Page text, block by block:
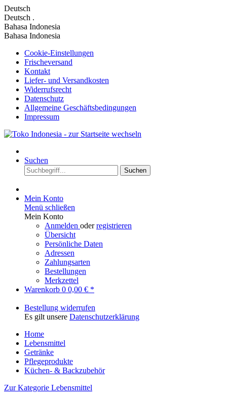
Deutsch
Deutsch .
Bahasa Indonesia
Bahasa Indonesia
Cookie-Einstellungen
Frischeversand
Kontakt
Liefer- und Versandkosten
Widerrufsrecht
Datenschutz
Allgemeine Geschäftsbedingungen
Impressum
Suchen
Suchen
Mein Konto
Menü schließen
Mein Konto
Anmelden oderregistrieren
Übersicht
Persönliche Daten
Adressen
Zahlungsarten
Bestellungen
Merkzettel
Warenkorb 0 0,00 € *
Bestellung widerrufen
Es gilt unsere Datenschutzerklärung
Home
Lebensmittel
Getränke
Pflegeprodukte
Küchen- & Backzubehör
Zur Kategorie Lebensmittel